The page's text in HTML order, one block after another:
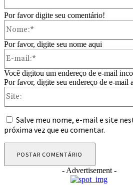
Por favor digite seu comentário!
Por favor, digite seu nome aqui
Você digitou um endereço de e-mail
Por favor, digite seu endereço de e-mail
Salve meu nome, e-mail e site
próxima vez que eu comentar.
- Advertisement -